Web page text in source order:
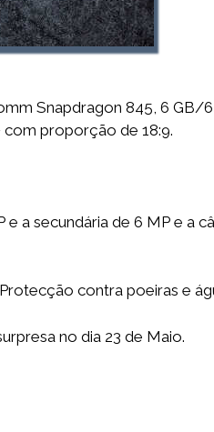
Snapdragon 845, 6 GB/
com proporção de 18:9.
a secundária de 6 MP e a
contra poeiras e
no dia 23 de Maio.